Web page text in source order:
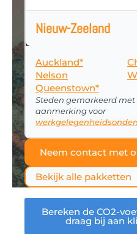
Nieuw-Zeeland
Auckland*
Nelson
Queenstown*
Steden gemarkeerd met
aanmerking voor
Neem contact met
Bekijk alle pakketten
Bereken de CO2-
draag bij aan